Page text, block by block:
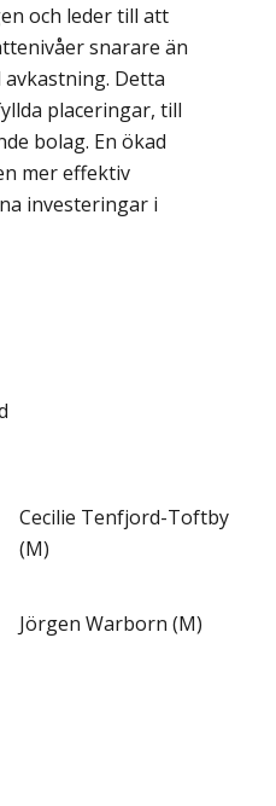
och leder till att
snarare än
Detta
placeringar, till
bolag. En ökad
mer effektiv
investeringar i
Cecilie Tenfjord-Toftby
(M)
Jörgen Warborn (M)